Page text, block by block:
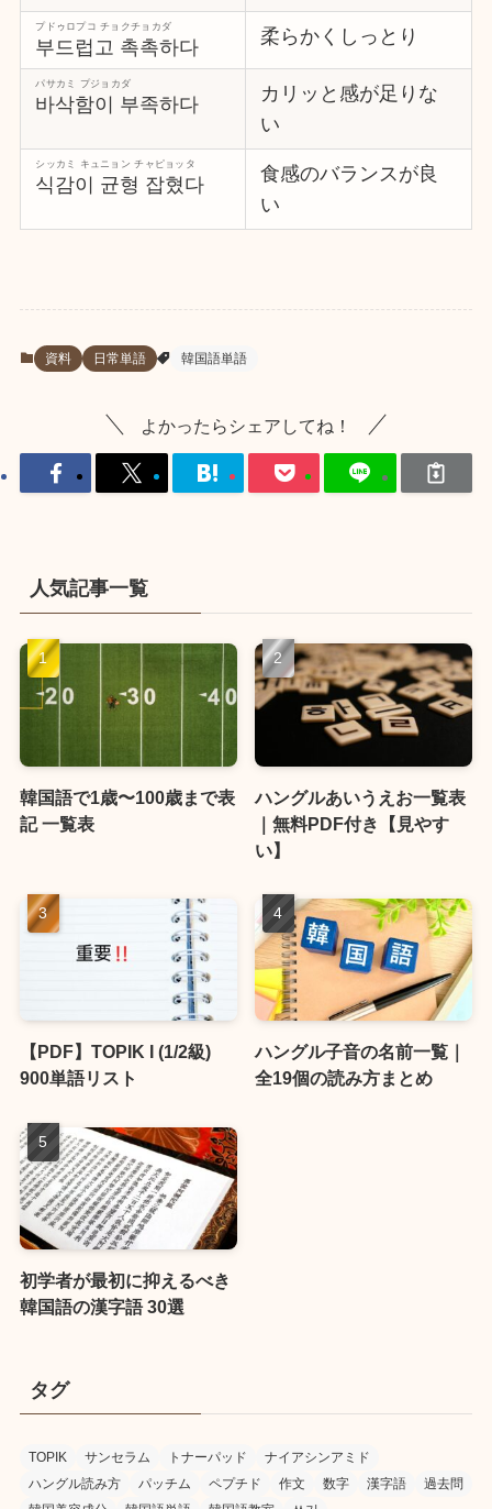
부드럽고 촉촉하다
プドゥロプコ チョクチョカダ 柔らかくしっとり
바삭함이 부족하다
パサカミ プジョカダ
カリッと感が足りな
い
식감이 균형 잡혔다
シッカミ キュニョン チャピョッタ
食感のバランスが良
い
資料 日常単語 韓国語単語
よかったらシェアしてね！
人気記事一覧
韓国語で1歳〜100歳まで表
記 一覧表
ハングルあいうえお一覧表
｜無料PDF付き【見やす
い】
【PDF】TOPIK I (1/2級)
900単語リスト
ハングル子音の名前一覧｜
全19個の読み方まとめ
初学者が最初に抑えるべき
韓国語の漢字語 30選
タグ
TOPIK サンセラム トナーパッド
ナイアシンアミド
ハングル読み方
パッチム ペプチド 作文 数字 漢字語
過去問